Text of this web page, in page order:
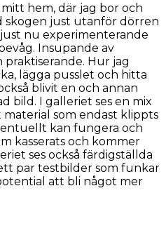
hem, där jag bor och
skogen just utanför dörren
nu experimenterande
Insupande av
Hur jag
lägga pusslet och hitta
blivit en och annan
bild. I galleriet ses en mix
som endast klippts
kan fungera och
kasserats och kommer
ses också färdigställda
par testbilder som funkar
att bli något mer